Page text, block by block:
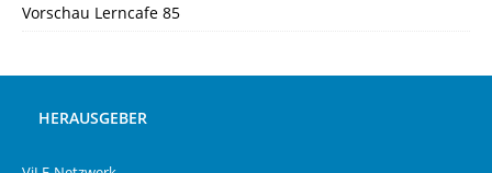
Vorschau Lerncafe 85
HERAUSGEBER